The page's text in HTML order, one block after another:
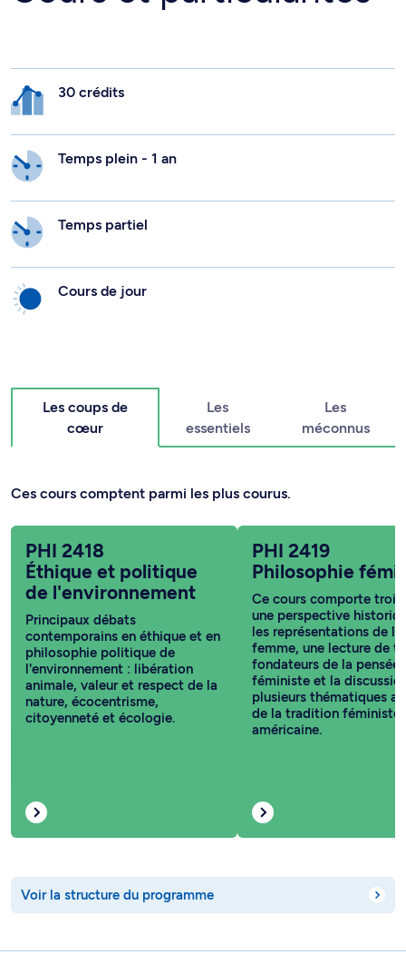
30 crédits
Temps plein - 1 an
Temps partiel
Cours de jour
Les coups de
cœur
Les
essentiels
Les
méconnus
Ces cours comptent parmi les plus courus.
PHI 2418
Éthique et politique
de l'environnement
Principaux débats
contemporains en éthique et en
philosophie politique de
l'environnement : libération
animale, valeur et respect de la
nature, écocentrisme,
citoyenneté et écologie.
PHI 2419
Philosophie
Ce cours comporte
une perspective
les représentations de la
femme, une lecture de
fondateurs de la pensée
féministe et la
plusieurs thématiques
de la tradition féministe
américaine.
Voir la structure du programme